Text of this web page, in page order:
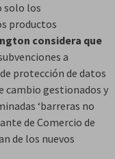
solo los
productos
considera que
a
protección de datos
cambio gestionados y
‘barreras no
de Comercio de
de los nuevos